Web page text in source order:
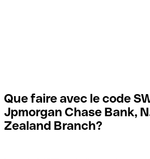
Que faire avec le code
Jpmorgan Chase Bank,
Zealand Branch?